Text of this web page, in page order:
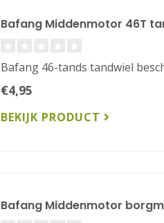
Bafang Middenmotor 46T
Bafang 46-tands tandwiel
€4,95
BEKIJK PRODUCT
Bafang Middenmotor